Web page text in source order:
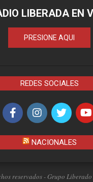
LIBERADA EN
PRESIONE AQUI
REDES SOCIALES
NACIONALES
reservados - Grupo